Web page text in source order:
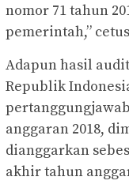
nomor 71 tahun
pemerintah,”
Adapun hasil
Republik
anggaran 2018,
dianggarkan
akhir tahun